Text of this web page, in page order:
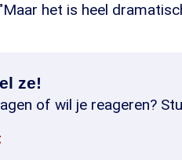
het is heel
ze!
of wil je reageren?